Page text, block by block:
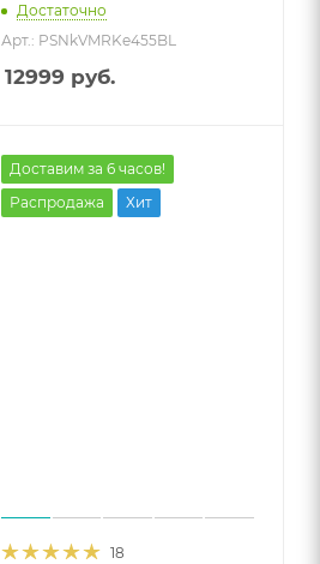
Достаточно
Арт.: PSNkVMRKe455BL
12999 руб.
Доставим за 6 часов!
Распродажа
Хит
18